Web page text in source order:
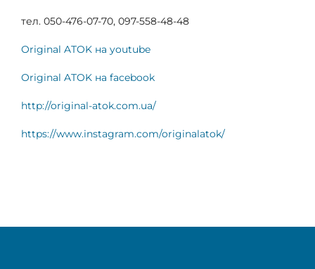
тел. 050-476-07-70, 097-558-48-48
Original ATOK на youtube
Original ATOK на facebook
http://original-atok.com.ua/
https://www.instagram.com/originalatok/